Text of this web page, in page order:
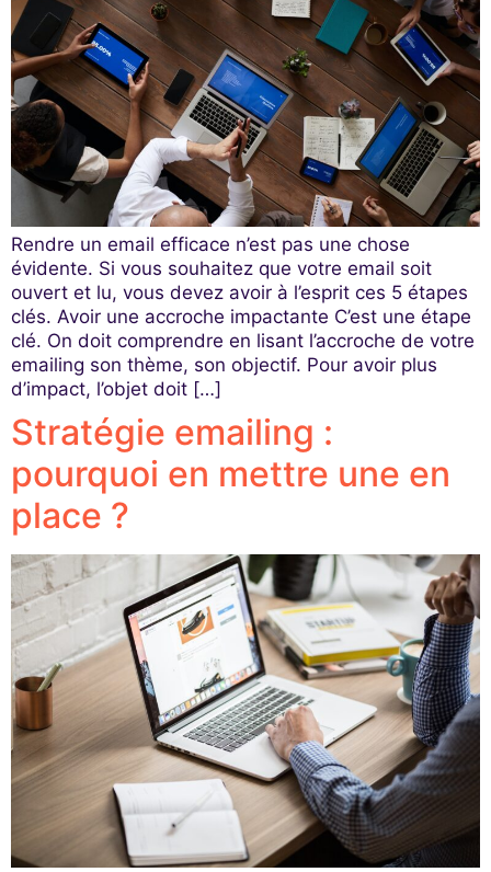
Rendre un email efficace n’est pas une chose
évidente. Si vous souhaitez que votre email soit
ouvert et lu, vous devez avoir à l’esprit ces 5 étapes
clés. Avoir une accroche impactante C’est une étape
clé. On doit comprendre en lisant l’accroche de votre
emailing son thème, son objectif. Pour avoir plus
d’impact, l’objet doit […]
Stratégie emailing :
pourquoi en mettre une en
place ?